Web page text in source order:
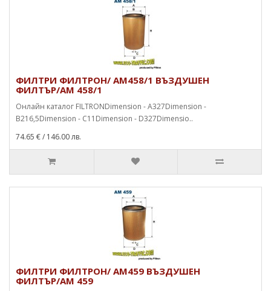
ФИЛТРИ ФИЛТРОН/ AM458/1 ВЪЗДУШЕН
ФИЛТЪР/AM 458/1
Онлайн каталог FILTRONDimension - A327Dimension -
B216,5Dimension - C11Dimension - D327Dimensio..
74.65 €/ 146.00 лв.
ФИЛТРИ ФИЛТРОН/ AM459 ВЪЗДУШЕН
ФИЛТЪР/AM 459